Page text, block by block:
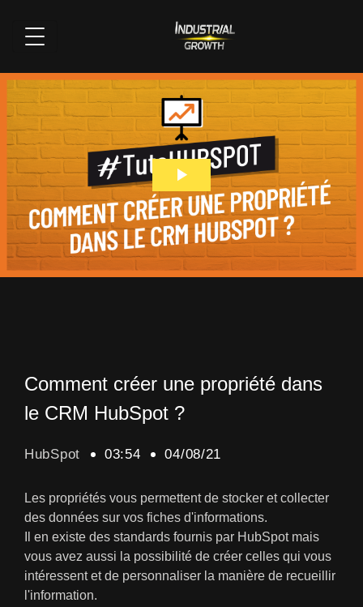
Comment créer une propriété dans
le CRM HubSpot ?
HubSpot 03:54 04/08/21
Les propriétés vous permettent de stocker et collecter
des données sur vos fiches d'informations.
Il en existe des standards fournis par HubSpot mais
vous avez aussi la possibilité de créer celles qui vous
intéressent et de personnaliser la manière de recueillir
l'information.